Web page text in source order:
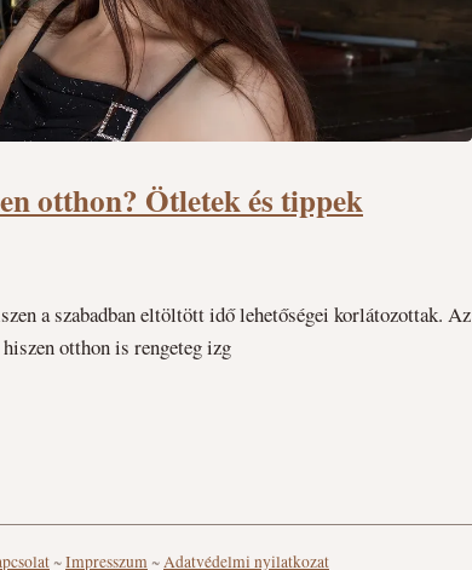
otthon? Ötletek és tippek
a szabadban eltöltött idő lehetőségei korlátozottak. Az
otthon is rengeteg izg
~Impresszum ~Adatvédelmi nyilatkozat